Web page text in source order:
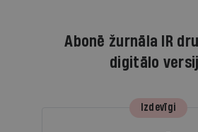
Abonē žurnāla IR
digitālo
Izdevīgi